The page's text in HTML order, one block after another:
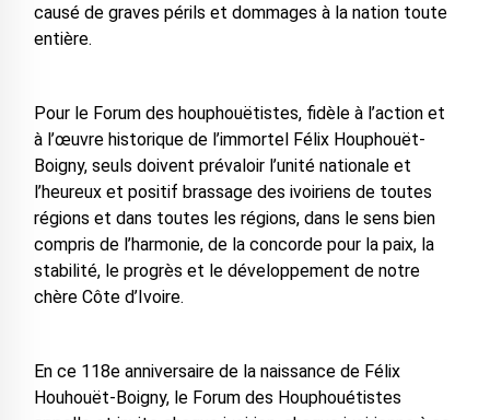
causé de graves périls et dommages à la nation toute
entière.
Pour le Forum des houphouëtistes, fidèle à l’action et
à l’œuvre historique de l’immortel Félix Houphouët-
Boigny, seuls doivent prévaloir l’unité nationale et
l’heureux et positif brassage des ivoiriens de toutes
régions et dans toutes les régions, dans le sens bien
compris de l’harmonie, de la concorde pour la paix, la
stabilité, le progrès et le développement de notre
chère Côte d’Ivoire.
En ce 118e anniversaire de la naissance de Félix
Houhouët-Boigny, le Forum des Houphouétistes